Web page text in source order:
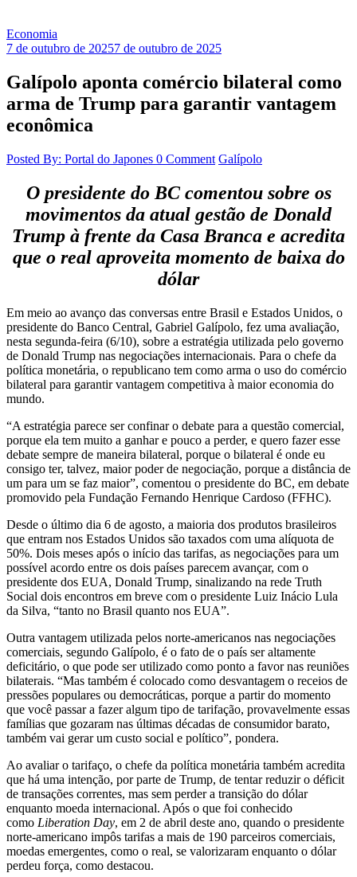
Economia
7 de outubro de 20257 de outubro de 2025
Galípolo aponta comércio bilateral como
arma de Trump para garantir vantagem
econômica
Posted By: Portal do Japones 0 Comment Galípolo
O presidente do BC comentou sobre os
movimentos da atual gestão de Donald
Trump à frente da Casa Branca e acredita
que o real aproveita momento de baixa do
dólar
Em meio ao avanço das conversas entre Brasil e Estados Unidos, o
presidente do Banco Central, Gabriel Galípolo, fez uma avaliação,
nesta segunda-feira (6/10), sobre a estratégia utilizada pelo governo
de Donald Trump nas negociações internacionais. Para o chefe da
política monetária, o republicano tem como arma o uso do comércio
bilateral para garantir vantagem competitiva à maior economia do
mundo.
“A estratégia parece ser confinar o debate para a questão comercial,
porque ela tem muito a ganhar e pouco a perder, e quero fazer esse
debate sempre de maneira bilateral, porque o bilateral é onde eu
consigo ter, talvez, maior poder de negociação, porque a distância de
um para um se faz maior”, comentou o presidente do BC, em debate
promovido pela Fundação Fernando Henrique Cardoso (FFHC).
Desde o último dia 6 de agosto, a maioria dos produtos brasileiros
que entram nos Estados Unidos são taxados com uma alíquota de
50%. Dois meses após o início das tarifas, as negociações para um
possível acordo entre os dois países parecem avançar, com o
presidente dos EUA, Donald Trump, sinalizando na rede Truth
Social dois encontros em breve com o presidente Luiz Inácio Lula
da Silva, “tanto no Brasil quanto nos EUA”.
Outra vantagem utilizada pelos norte-americanos nas negociações
comerciais, segundo Galípolo, é o fato de o país ser altamente
deficitário, o que pode ser utilizado como ponto a favor nas reuniões
bilaterais. “Mas também é colocado como desvantagem o receios de
pressões populares ou democráticas, porque a partir do momento
que você passar a fazer algum tipo de tarifação, provavelmente essas
famílias que gozaram nas últimas décadas de consumidor barato,
também vai gerar um custo social e político”, pondera.
Ao avaliar o tarifaço, o chefe da política monetária também acredita
que há uma intenção, por parte de Trump, de tentar reduzir o déficit
de transações correntes, mas sem perder a transição do dólar
enquanto moeda internacional. Após o que foi conhecido
como Liberation Day, em 2 de abril deste ano, quando o presidente
norte-americano impôs tarifas a mais de 190 parceiros comerciais,
moedas emergentes, como o real, se valorizaram enquanto o dólar
perdeu força, como destacou.